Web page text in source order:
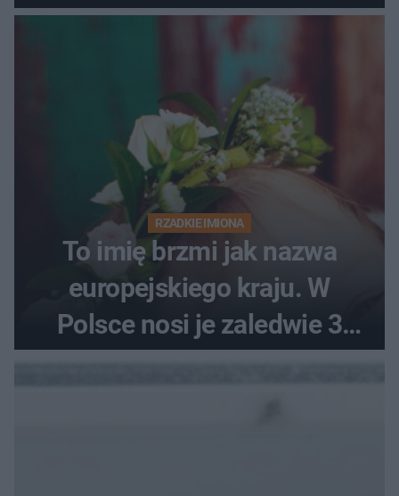
RZADKIE IMIONA
To imię brzmi jak nazwa
europejskiego kraju. W
Polsce nosi je zaledwie 3